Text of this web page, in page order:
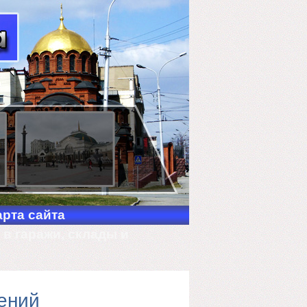
сайта
гаражи, склады и